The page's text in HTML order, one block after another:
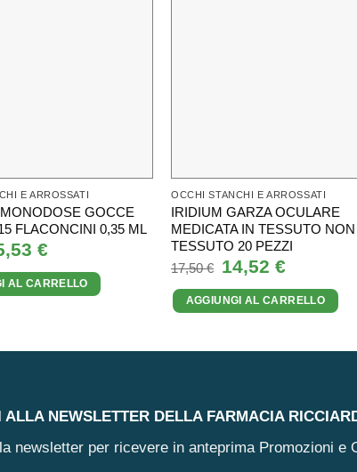
E ARROSSATI
GOCCE
FLACONCINI 0,35 ML
€.
€
attuale
è:
15,53 €.
AL CARRELLO
OCCHI STANCHI E ARROSSATI
IRIDIUM GARZA OCULARE
MEDICATA IN TESSUTO NON
TESSUTO 20 PEZZI
17,50€ Il
prezzo
originale
era:
17,50 €.
14,52 €Il
prezzo
attuale
è:
14,52 €.
AGGIUNGI AL CARRELLO
ALLA NEWSLETTER DELLA FARMACIA
newsletter per ricevere in anteprima Promozioni e